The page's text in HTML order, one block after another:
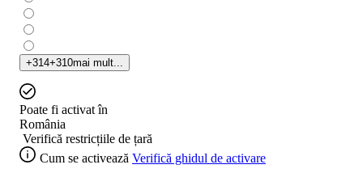
+314+310mai mult...
Poate fi activat în
România
Verifică restricțiile de țară
Cum se activează Verifică ghidul de activare